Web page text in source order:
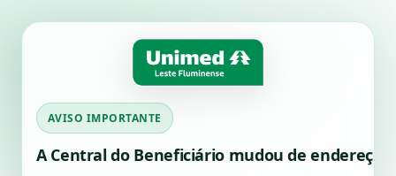
AVISO IMPORTANTE
A Central do Beneficiário mudou de endereço